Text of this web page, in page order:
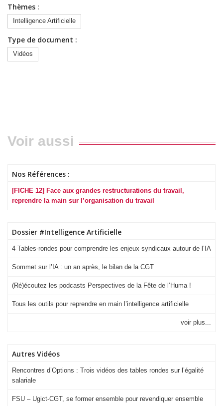
Thèmes :
Intelligence Artificielle
Type de document :
Vidéos
Voir aussi
Nos Références :
[FICHE 12] Face aux grandes restructurations du travail,
reprendre la main sur l’organisation du travail
Dossier #Intelligence Artificielle
4 Tables-rondes pour comprendre les enjeux syndicaux autour de l’IA
Sommet sur l’IA : un an après, le bilan de la CGT
(Ré)écoutez les podcasts Perspectives de la Fête de l’Huma !
Tous les outils pour reprendre en main l’intelligence artificielle
voir plus...
Autres Vidéos
Rencontres d’Options : Trois vidéos des tables rondes sur l’égalité
salariale
FSU – Ugict-CGT, se former ensemble pour revendiquer ensemble